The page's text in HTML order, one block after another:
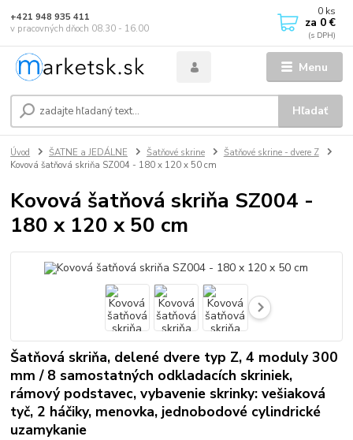
Menu
Hľadať
+421 948 935 411
v pracovných dňoch 08.30 - 16.00
0 ks
za 0 €
Úvod ŠATNE a JEDÁLNE Šatňové skrine
Šatňové skrine - dvere Z
Kovová šatňová skriňa SZ004 - 180 x 120 x 50 cm
Kovová šatňová skriňa SZ004 -
180 x 120 x 50 cm
Šatňová skriňa, delené dvere typ Z, 4 moduly 300
mm / 8 samostatných odkladacích skriniek,
rámový podstavec, vybavenie skrinky: vešiaková
tyč, 2 háčiky, menovka, jednobodové cylindrické
uzamykanie